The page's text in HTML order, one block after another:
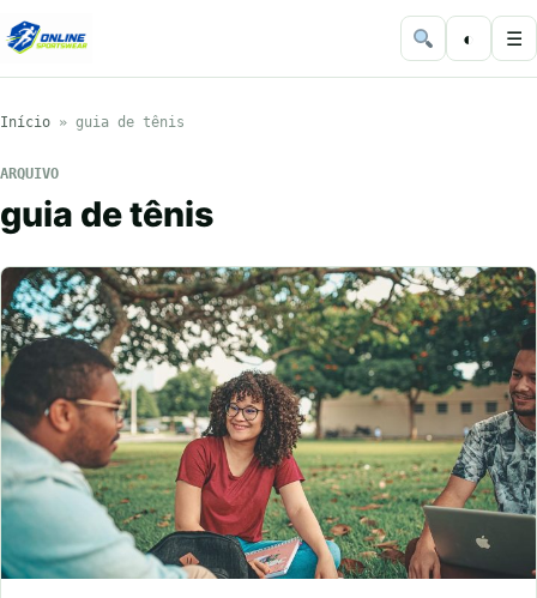
◐ ☰
Início » guia de tênis
ARQUIVO
guia de tênis